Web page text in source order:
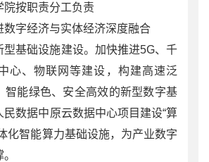
院按职责分工负责
数字经济与实体经济深度融合
型基础设施建设。加快推进5G、千
心、物联网等建设，构建高速泛
智能绿色、安全高效的新型数字基
数据中原云数据中心项目建设“算
化智能算力基础设施，为产业数字